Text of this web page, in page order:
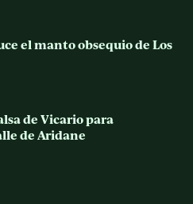
el manto obsequio de Los
de Vicario para
de Aridane